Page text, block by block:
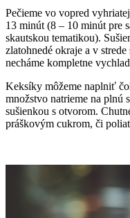
Pečieme vo vopred
13 minút (8 – 10 minút pre
skautskou tematikou).
zlatohnedé okraje a v
necháme kompletne
Keksíky môžeme naplniť
množstvo natrieme na plnú
sušienkou s otvorom.
práškovým cukrom, či